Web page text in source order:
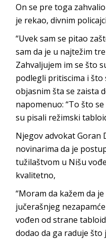
On se pre toga
je rekao, divnim
“Uvek sam se pitao
sam da je u najtežim
Zahvaljujem im se što
podlegli pritiscima i što
objasnim šta se zaista
napomenuo: “To što
su pisali režimski
Njegov advokat Goran
novinarima da je
tužilaštvom u Nišu
kvalitetno,
“Moram da kažem da
jučerašnjeg
vođen od strane
dodao da ga raduje